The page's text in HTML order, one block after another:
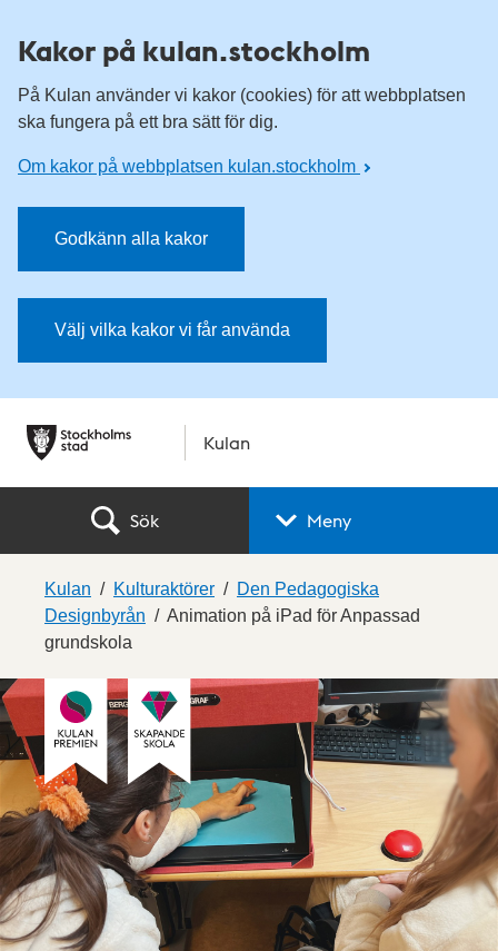
Kakor på kulan.stockholm
På Kulan använder vi kakor (cookies) för att webbplatsen
ska fungera på ett bra sätt för dig.
Om kakor på webbplatsen kulan.stockholm
Godkänn alla kakor
Välj vilka kakor vi får använda
Kulan
Sök Meny
Kulan Kulturaktörer
Den Pedagogiska
Designbyrån
Animation på iPad för Anpassad
grundskola